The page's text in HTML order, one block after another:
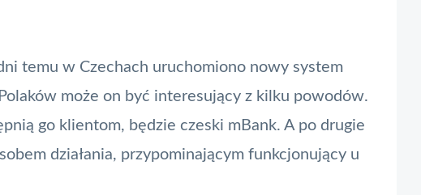
temu w Czechach uruchomiono nowy system
może on być interesujący z kilku powodów.
go klientom, będzie czeski mBank. A po drugie
działania, przypominającym funkcjonujący u